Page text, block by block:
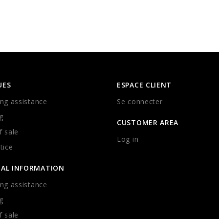
assistance
sale
INFORMATION
assistance
sale
ESPACE CLIENT
Se connecter
CUSTOMER AREA
Log in